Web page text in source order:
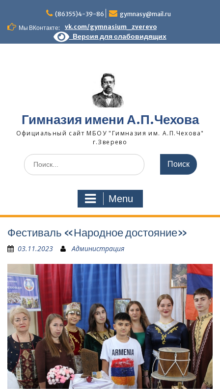
content
(86355)4-39-86
gymnasy@mail.ru
Мы ВКонтакте:
vk.com/gymnasium_zverevo
Версия для слабовидящих
Гимназия имени А.П.Чехова
Официальный сайт МБОУ "Гимназия им. А.П.Чехова"
г.Зверево
Search
for:
Menu
Фестиваль «Народное достояние»
03.11.2023 Администрация